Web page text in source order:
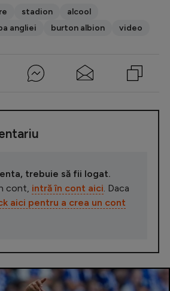
stadion
alcool
angliei burton albion video
trebuie să fii logat.
cont, intră în cont aici . Daca
aici pentru a crea un cont